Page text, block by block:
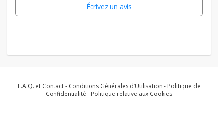
Écrivez un avis
F.A.Q. et Contact- Conditions Générales d’Utilisation - Politique de
Confidentialité - Politique relative aux Cookies